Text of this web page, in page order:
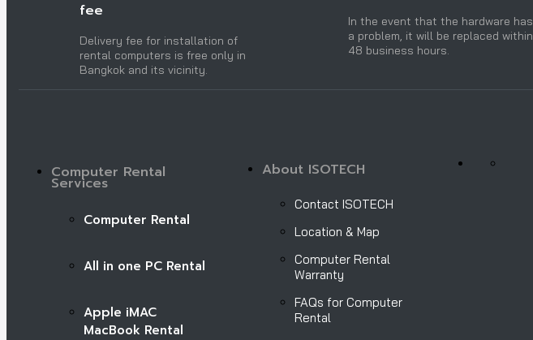
fee
Delivery fee for installation of
rental computers is free only in
Bangkok and its vicinity.
In the event that the hardware has
a problem, it will be replaced within
48 business hours.
Computer Rental
Services
Computer Rental
All in one PC Rental
Apple iMAC
MacBook Rental
About ISOTECH
Contact ISOTECH
Location & Map
Computer Rental
Warranty
FAQs for Computer
Rental